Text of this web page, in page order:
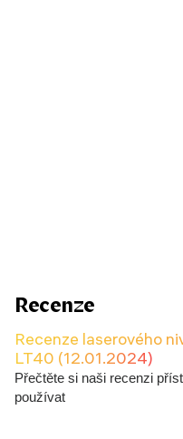
Recenze
Recenze laserového
LT40 (12.01.2024)
Přečtěte si naši recenzi
používat